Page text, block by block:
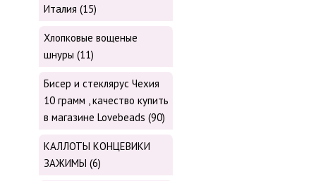
Италия (15)
Хлопковые вощеные
шнуры (11)
Бисер и стеклярус Чехия
10 грамм , качество купить
в магазине Lovebeads (90)
КАЛЛОТЫ КОНЦЕВИКИ
ЗАЖИМЫ (6)